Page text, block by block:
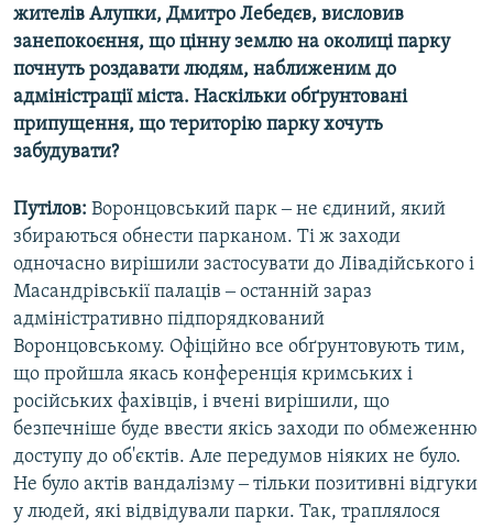
жителів Алупки, Дмитро Лебедєв, висловив
занепокоєння, що цінну землю на околиці парку
почнуть роздавати людям, наближеним до
адміністрації міста. Наскільки обґрунтовані
припущення, що територію парку хочуть
забудувати?
Путілов: Воронцовський парк ‒ не єдиний, який
збираються обнести парканом. Ті ж заходи
одночасно вирішили застосувати до Лівадійського і
Масандрівськії палаців ‒ останній зараз
адміністративно підпорядкований
Воронцовському. Офіційно все обґрунтовують тим,
що пройшла якась конференція кримських і
російських фахівців, і вчені вирішили, що
безпечніше буде ввести якісь заходи по обмеженню
доступу до об'єктів. Але передумов ніяких не було.
Не було актів вандалізму ‒ тільки позитивні відгуки
у людей, які відвідували парки. Так, траплялося